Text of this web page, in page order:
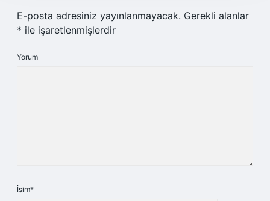
E-posta adresiniz yayınlanmayacak. Gerekli alanlar
* ile işaretlenmişlerdir
Yorum
İsim*